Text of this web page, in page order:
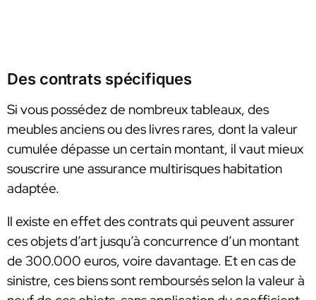
Des contrats spécifiques
Si vous possédez de nombreux tableaux, des
meubles anciens ou des livres rares, dont la valeur
cumulée dépasse un certain montant, il vaut mieux
souscrire une assurance multirisques habitation
adaptée.
Il existe en effet des contrats qui peuvent assurer
ces objets d’art jusqu’à concurrence d’un montant
de 300.000 euros, voire davantage. Et en cas de
sinistre, ces biens sont remboursés selon la valeur à